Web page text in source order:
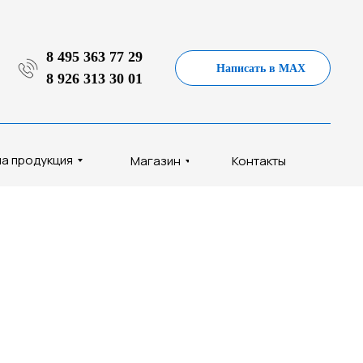
8 495 363 77 29
8 926 313 30 01
Написать в MAX
продукция Контакты
Магазин